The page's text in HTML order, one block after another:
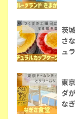
茨
さ
ュ
東
ダ
な